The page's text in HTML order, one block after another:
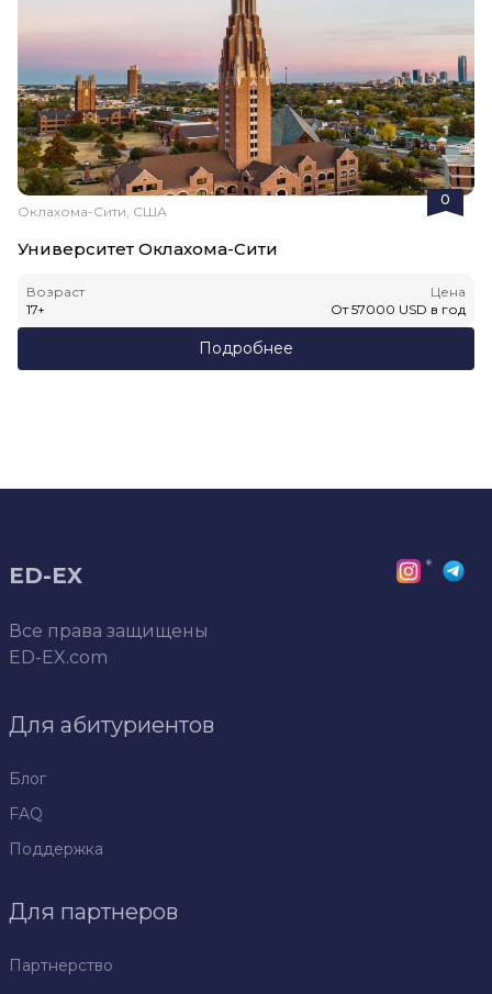
0
Оклахома-Сити, США
Университет Оклахома-Сити
Возраст
17+
Цена
От 57000 USD в год
Подробнее
ED-EX
Все права защищены
ED-EX.com
*
Для абитуриентов
Блог
FAQ
Поддержка
Для партнеров
Партнерство